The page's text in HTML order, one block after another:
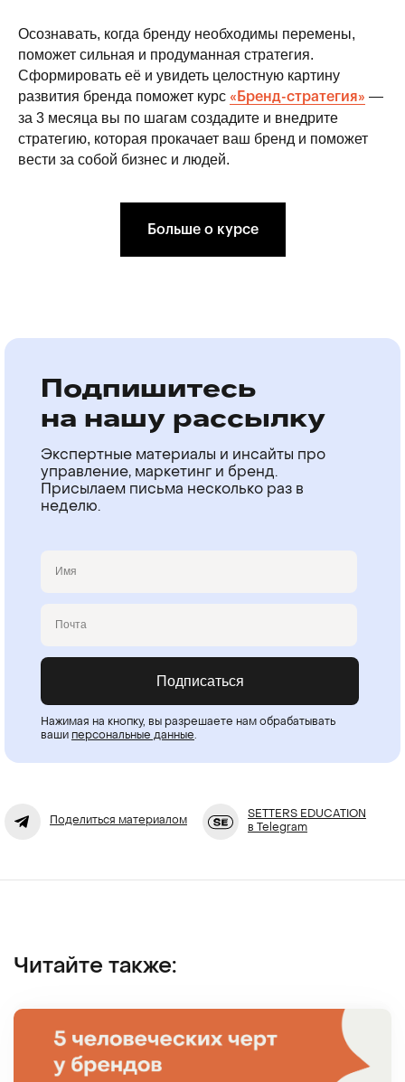
Осознавать, когда бренду необходимы перемены,
поможет сильная и продуманная стратегия.
Сформировать её и увидеть целостную картину
развития бренда поможет курс «Бренд-стратегия» —
за 3 месяца вы по шагам создадите и внедрите
стратегию, которая прокачает ваш бренд и поможет
вести за собой бизнес и людей.
Больше о курсе
Подпишитесь
на нашу рассылку
Экспертные материалы и инсайты про
управление, маркетинг и бренд.
Присылаем письма несколько раз в
неделю.
Подписаться
Нажимая на кнопку, вы разрешаете нам обрабатывать
ваши персональные данные.
Поделиться материалом
SETTERS EDUCATION
в Telegram
Читайте также: